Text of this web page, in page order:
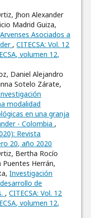
Jhon Alexander
Madrid Guiza,
Arvenses Asociados a
,CITECSA: Vol. 12
volumen 12,
Daniel Alejandro
Sotelo Zárate,
modalidad
en una granja
- Colombia ,
Revista
20, año 2020
Bertha Rocío
Puentes Herrán,
Investigación
de
,CITECSA: Vol. 12
volumen 12,